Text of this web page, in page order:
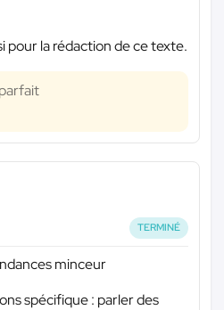
pour la rédaction de ce texte.
parfait
TERMINÉ
minceur
spécifique : parler des